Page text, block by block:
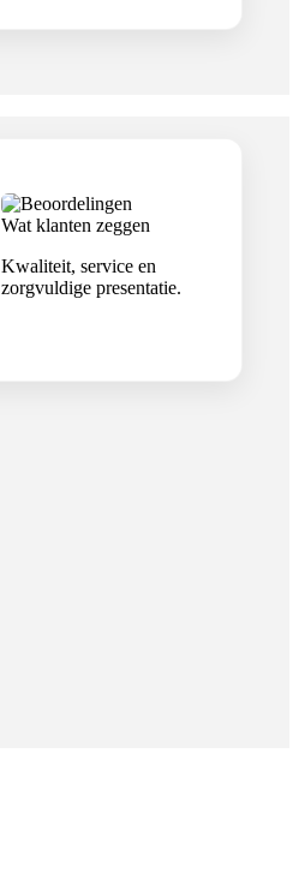
Wat klanten zeggen
Kwaliteit, service en
zorgvuldige presentatie.